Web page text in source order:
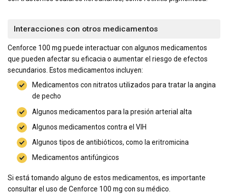
Interacciones con otros medicamentos
Cenforce 100 mg puede interactuar con algunos medicamentos
que pueden afectar su eficacia o aumentar el riesgo de efectos
secundarios. Estos medicamentos incluyen:
Medicamentos con nitratos utilizados para tratar la angina
de pecho
Algunos medicamentos para la presión arterial alta
Algunos medicamentos contra el VIH
Algunos tipos de antibióticos, como la eritromicina
Medicamentos antifúngicos
Si está tomando alguno de estos medicamentos, es importante
consultar el uso de Cenforce 100 mg con su médico.